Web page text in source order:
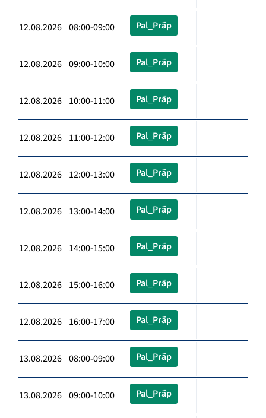
12.08.2026 08:00-09:00 Pal_Präp
12.08.2026 09:00-10:00 Pal_Präp
12.08.2026 10:00-11:00 Pal_Präp
12.08.2026 11:00-12:00 Pal_Präp
12.08.2026 12:00-13:00 Pal_Präp
12.08.2026 13:00-14:00 Pal_Präp
12.08.2026 14:00-15:00 Pal_Präp
12.08.2026 15:00-16:00 Pal_Präp
12.08.2026 16:00-17:00 Pal_Präp
13.08.2026 08:00-09:00 Pal_Präp
13.08.2026 09:00-10:00 Pal_Präp